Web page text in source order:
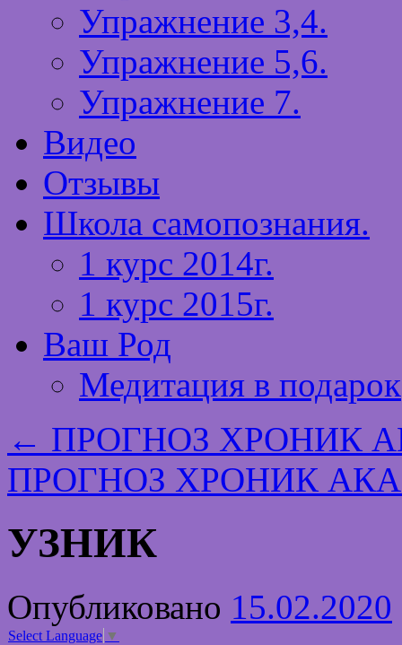
Упражнение 3,4.
Упражнение 5,6.
Упражнение 7.
Видео
Отзывы
Школа самопознания.
1 курс 2014г.
1 курс 2015г.
Ваш Род
Медитация в подарок
← ПРОГНОЗ ХРОНИК
ПРОГНОЗ ХРОНИК
УЗНИК
Опубликовано 15.02.2020
Select Language ▼